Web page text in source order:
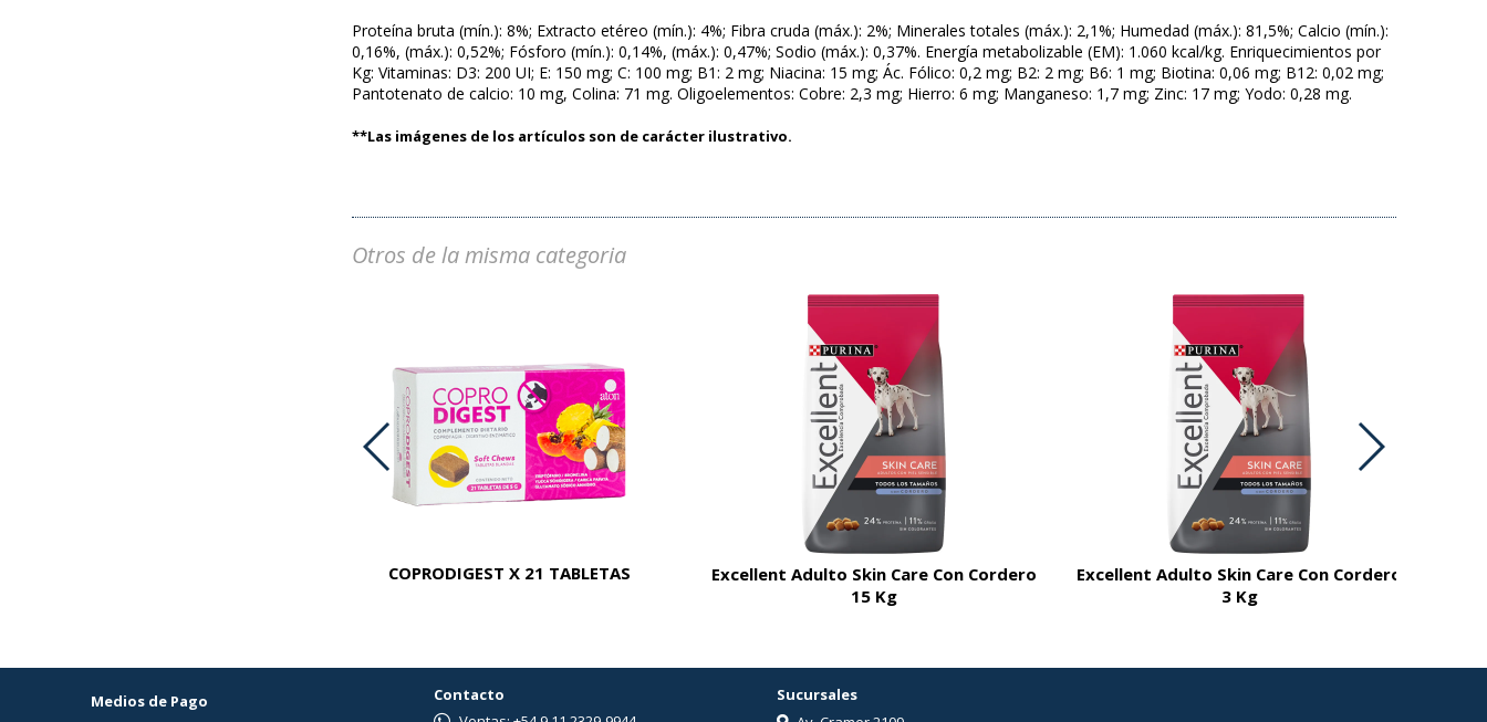
Proteína bruta (mín.): 8%; Extracto etéreo (mín.): 4%; Fibra cruda (máx.): 2%; Minerales totales (máx.): 2,1%; Humedad (máx.): 81,5%; Calcio (mín.):
0,16%, (máx.): 0,52%; Fósforo (mín.): 0,14%, (máx.): 0,47%; Sodio (máx.): 0,37%. Energía metabolizable (EM): 1.060 kcal/kg. Enriquecimientos por
Kg: Vitaminas: D3: 200 UI; E: 150 mg; C: 100 mg; B1: 2 mg; Niacina: 15 mg; Ác. Fólico: 0,2 mg; B2: 2 mg; B6: 1 mg; Biotina: 0,06 mg; B12: 0,02 mg;
Pantotenato de calcio: 10 mg, Colina: 71 mg. Oligoelementos: Cobre: 2,3 mg; Hierro: 6 mg; Manganeso: 1,7 mg; Zinc: 17 mg; Yodo: 0,28 mg.
**Las imágenes de los artículos son de carácter ilustrativo.
Otros de la misma categoria
COPRODIGEST X 21 TABLETAS
Excellent Adulto Skin Care Con Cordero
15 Kg
Excellent Adulto Skin Care Con Cordero
3 Kg
Medios de Pago
Contacto
Sucursales